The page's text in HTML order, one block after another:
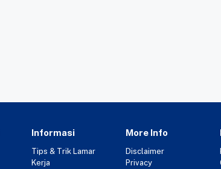
Informasi
Tips & Trik Lamar
Kerja
More Info
Disclaimer
Privacy